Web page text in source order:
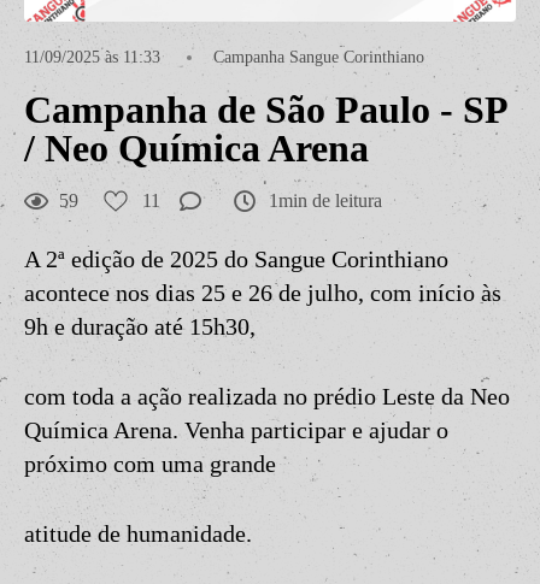
11/09/2025 às 11:33 Campanha Sangue Corinthiano
Campanha de São Paulo - SP
/ Neo Química Arena
59 11 1min de leitura
A 2ª edição de 2025 do Sangue Corinthiano
acontece nos dias 25 e 26 de julho, com início às
9h e duração até 15h30,
com toda a ação realizada no prédio Leste da Neo
Química Arena. Venha participar e ajudar o
próximo com uma grande
atitude de humanidade.